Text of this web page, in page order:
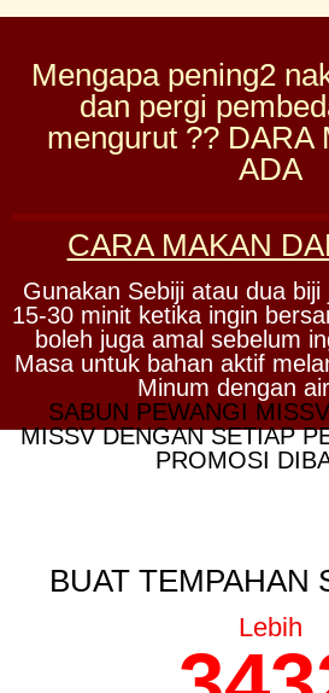
Mengapa pening2
dan pergi
mengurut ?? DARA
ADA
CARA MAKAN
Gunakan Sebiji atau dua
15-30 minit ketika ingin
boleh juga amal sebelum
Masa untuk bahan aktif
Minum dengan
SABUN PEWANGI
MISSV DENGAN SETIAP
PROMOSI
BUAT TEMPAHAN
Lebih